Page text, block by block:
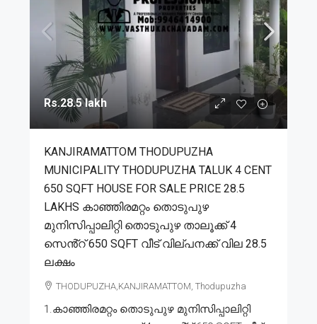
Rs.28.5 lakh
KANJIRAMATTOM THODUPUZHA
MUNICIPALITY THODUPUZHA TALUK 4 CENT
650 SQFT HOUSE FOR SALE PRICE 28.5
LAKHS കാഞ്ഞിരമറ്റം തൊടുപുഴ
മുനിസിപ്പാലിറ്റി തൊടുപുഴ താലൂക്ക് 4
സെൻ്റ് 650 SQFT വീട് വില്പനക്ക് വില 28.5
ലക്ഷം
THODUPUZHA,KANJIRAMATTOM, Thodupuzha
1.കാഞ്ഞിരമറ്റം തൊടുപുഴ മുനിസിപ്പാലിറ്റി